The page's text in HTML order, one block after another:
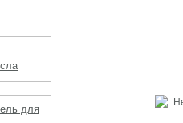
для